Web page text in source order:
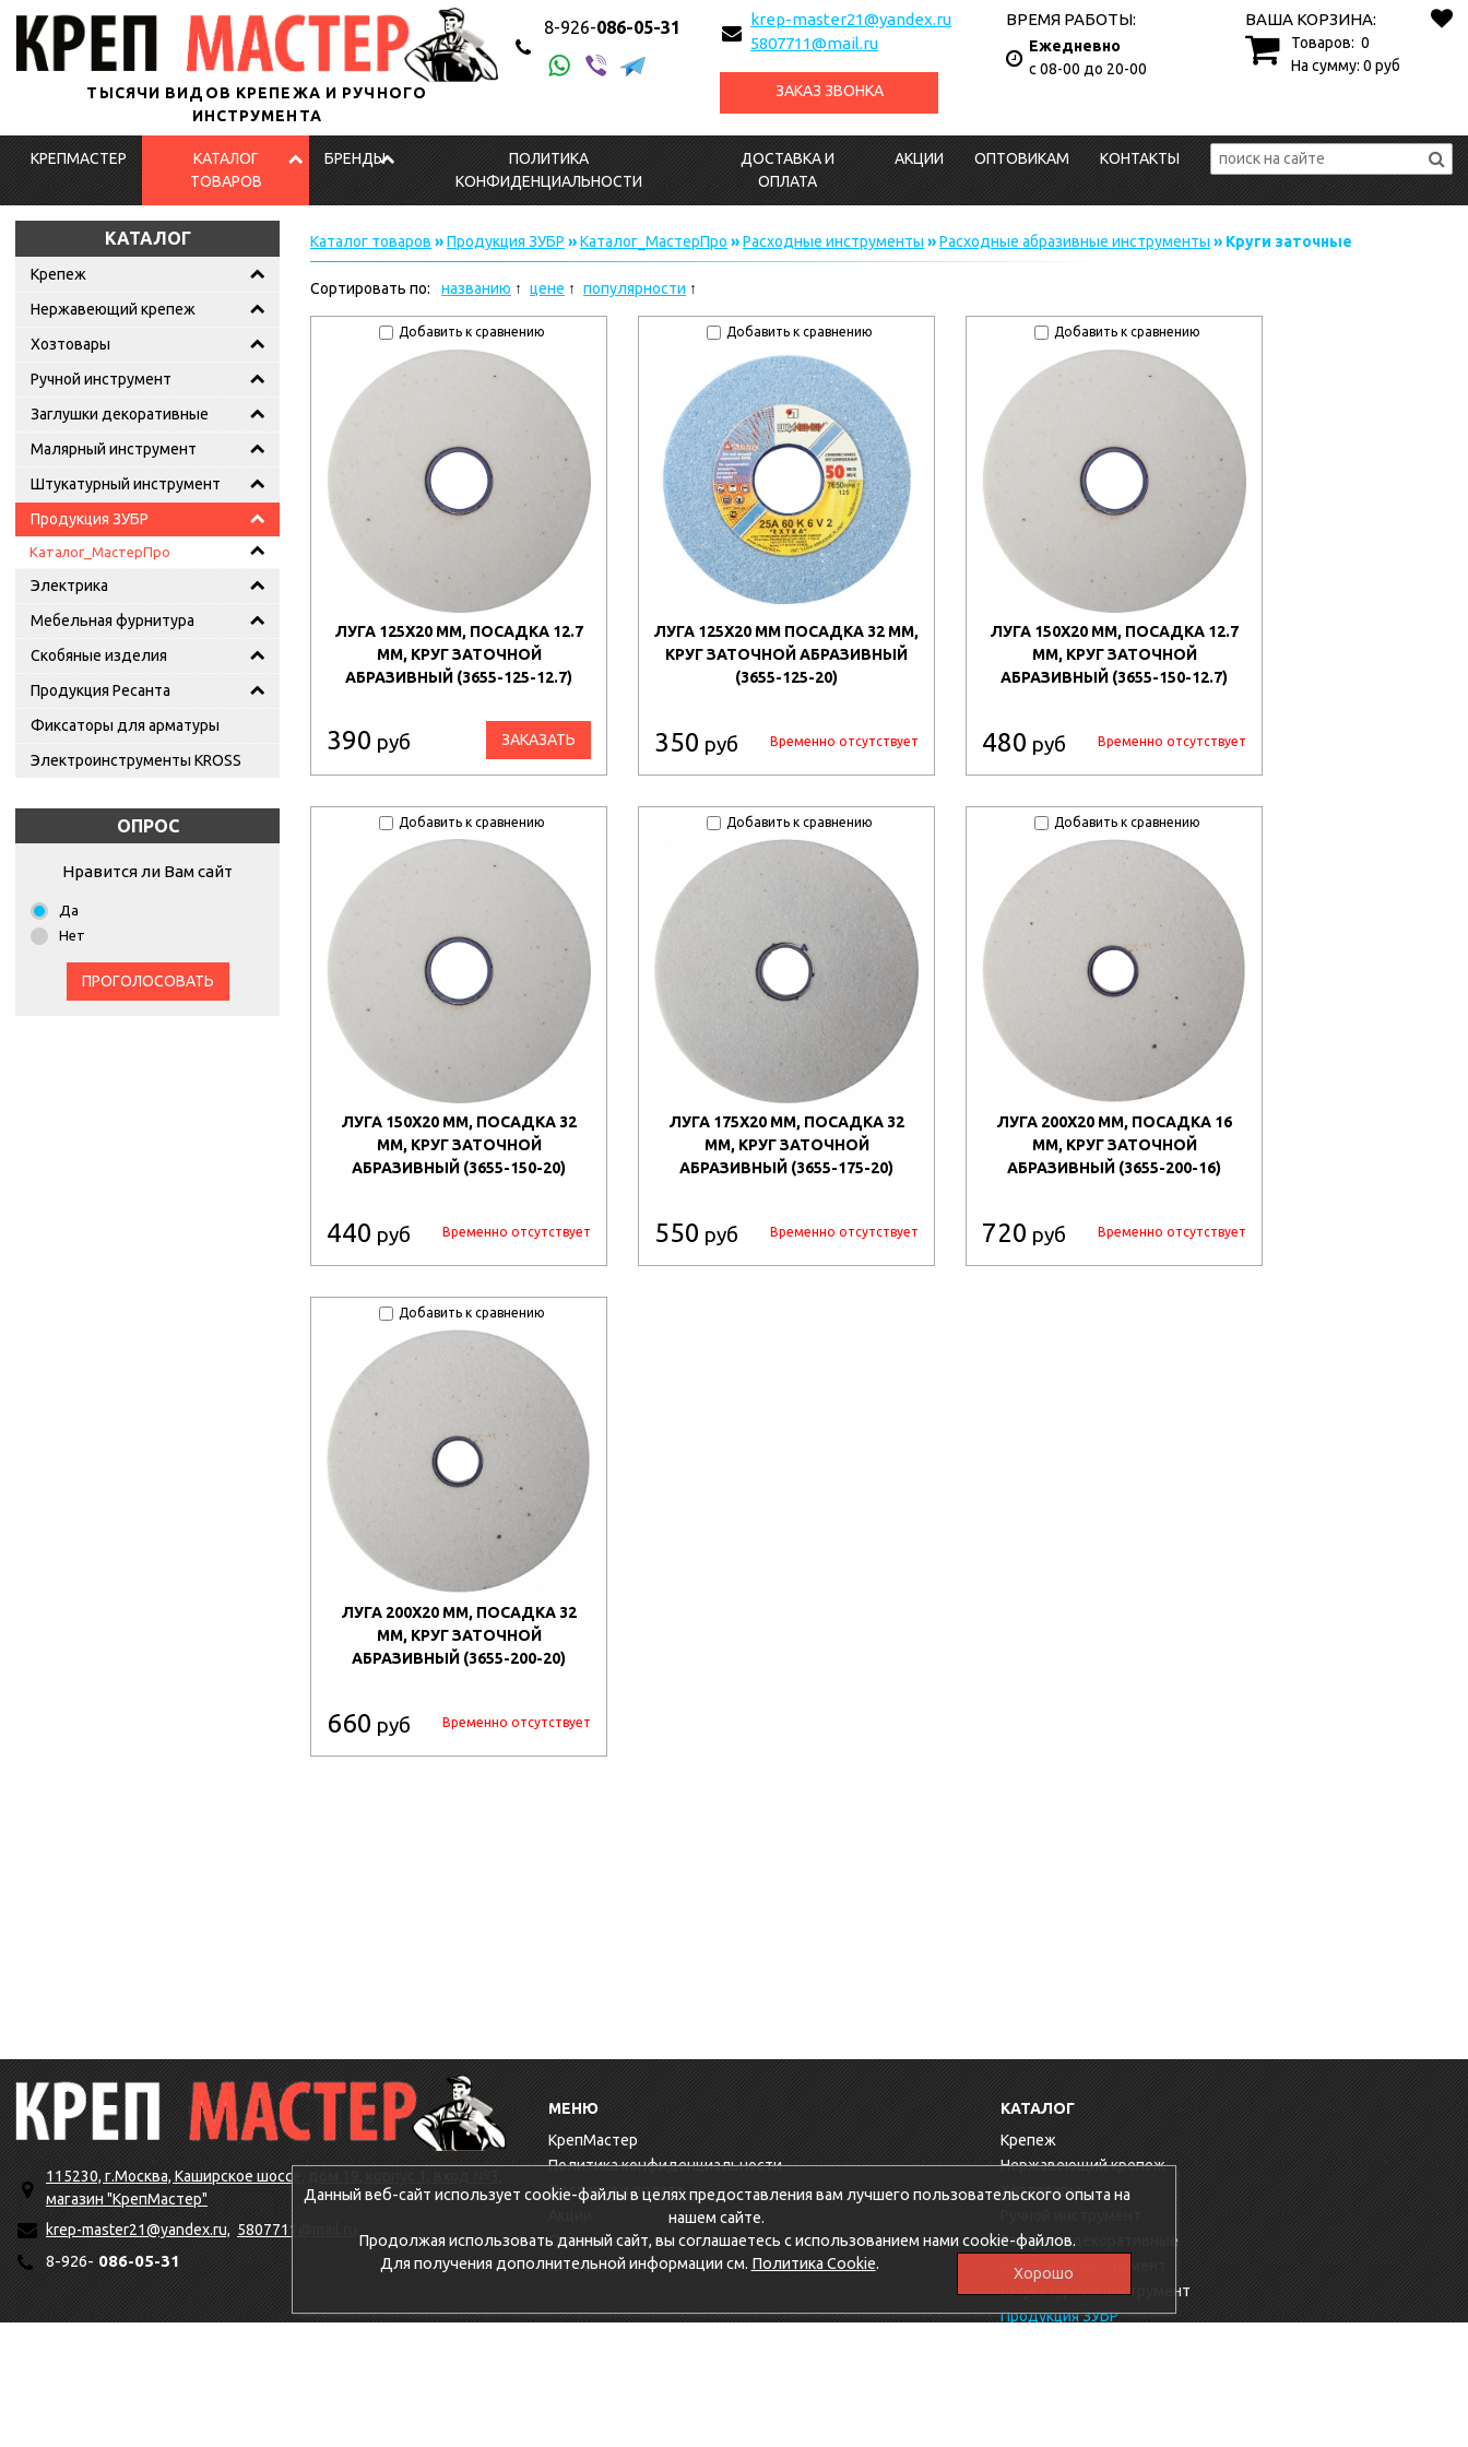
ТЫСЯЧИ ВИДОВ КРЕПЕЖА И РУЧНОГО
ИНСТРУМЕНТА
8-926-086-05-31
krep-master21@yandex.ru
5807711@mail.ru
ЗАКАЗ ЗВОНКА
ВРЕМЯ РАБОТЫ:
Ежедневно
с 08-00 до 20-00
ВАША КОРЗИНА:
Товаров: 0
На сумму: 0 руб
КРЕПМАСТЕР
КАТАЛОГ
ТОВАРОВ
БРЕНДЫ
ПОЛИТИКА
КОНФИДЕНЦИАЛЬНОСТИ
ДОСТАВКА И
ОПЛАТА
АКЦИИ ОПТОВИКАМ КОНТАКТЫ
КАТАЛОГ
Крепеж
Нержавеющий крепеж
Хозтовары
Ручной инструмент
Заглушки декоративные
Малярный инструмент
Штукатурный инструмент
Продукция ЗУБР
Каталог_МастерПро
Электрика
Мебельная фурнитура
Скобяные изделия
Продукция Ресанта
Фиксаторы для арматуры
Электроинструменты KROSS
ОПРОС
Нравится ли Вам сайт
Да
Нет
ПРОГОЛОСОВАТЬ
Каталог товаров »Продукция ЗУБР »Каталог_МастерПро »Расходные инструменты »Расходные абразивные инструменты » Круги заточные
Сортировать по: названию цене популярности
Добавить к сравнению
ЛУГА 125Х20 ММ, ПОСАДКА 12.7
ММ, КРУГ ЗАТОЧНОЙ
АБРАЗИВНЫЙ (3655-125-12.7)
390 руб ЗАКАЗАТЬ
Добавить к сравнению
ЛУГА 125Х20 ММ ПОСАДКА 32 ММ,
КРУГ ЗАТОЧНОЙ АБРАЗИВНЫЙ
(3655-125-20)
350 руб Временно отсутствует
Добавить к сравнению
ЛУГА 150Х20 ММ, ПОСАДКА 12.7
ММ, КРУГ ЗАТОЧНОЙ
АБРАЗИВНЫЙ (3655-150-12.7)
480 руб Временно отсутствует
Добавить к сравнению
ЛУГА 150Х20 ММ, ПОСАДКА 32
ММ, КРУГ ЗАТОЧНОЙ
АБРАЗИВНЫЙ (3655-150-20)
440 руб Временно отсутствует
Добавить к сравнению
ЛУГА 175Х20 ММ, ПОСАДКА 32
ММ, КРУГ ЗАТОЧНОЙ
АБРАЗИВНЫЙ (3655-175-20)
550 руб Временно отсутствует
Добавить к сравнению
ЛУГА 200Х20 ММ, ПОСАДКА 16
ММ, КРУГ ЗАТОЧНОЙ
АБРАЗИВНЫЙ (3655-200-16)
720 руб Временно отсутствует
Добавить к сравнению
ЛУГА 200Х20 ММ, ПОСАДКА 32
ММ, КРУГ ЗАТОЧНОЙ
АБРАЗИВНЫЙ (3655-200-20)
660 руб Временно отсутствует
115230, г.Москва, Каширское шоссе, дом 19, корпус 1, вход №3,
магазин "КрепМастер"
krep-master21@yandex.ru, 5807711@mail.ru
8-926-086-05-31
МЕНЮ
КрепМастер
Политика конфиденциальности
Доставка и оплата
Оптовикам
Контакты
КАТАЛОГ
Крепеж
Нержавеющий крепеж
Хозтовары
Заглушки декоративные
Малярный инструмент
Штукатурный инструмент
Продукция ЗУБР
Данный веб-сайт использует cookie-файлы в целях предоставления вам лучшего пользовательского опыта на
нашем сайте.
Продолжая использовать данный сайт, вы соглашаетесь с использованием нами cookie-файлов.
Для получения дополнительной информации см. Политика Cookie.
Хорошо